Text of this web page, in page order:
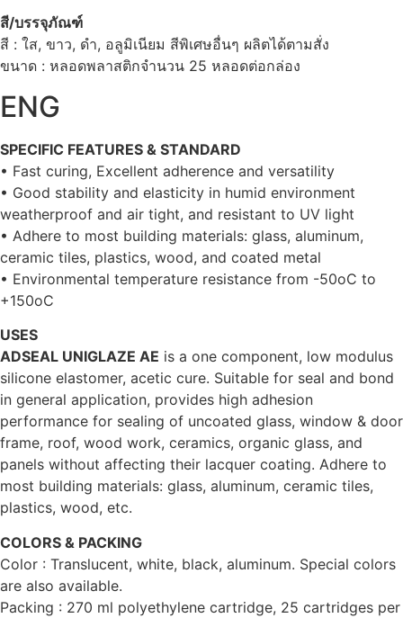
สี/บรรจุภัณฑ์
สี : ใส, ขาว, ดำ, อลูมิเนียม สีพิเศษอื่นๆ ผลิตได้ตามสั่ง
ขนาด : หลอดพลาสติกจำนวน 25 หลอดต่อกล่อง
ENG
SPECIFIC FEATURES & STANDARD
• Fast curing, Excellent adherence and versatility
• Good stability and elasticity in humid environment
weatherproof and air tight, and resistant to UV light
• Adhere to most building materials: glass, aluminum,
ceramic tiles, plastics, wood, and coated metal
• Environmental temperature resistance from -50oC to
+150oC
USES
ADSEAL UNIGLAZE AE is a one component, low modulus
silicone elastomer, acetic cure. Suitable for seal and bond
in general application, provides high adhesion
performance for sealing of uncoated glass, window & door
frame, roof, wood work, ceramics, organic glass, and
panels without affecting their lacquer coating. Adhere to
most building materials: glass, aluminum, ceramic tiles,
plastics, wood, etc.
COLORS & PACKING
Color : Translucent, white, black, aluminum. Special colors
are also available.
Packing : 270 ml polyethylene cartridge, 25 cartridges per